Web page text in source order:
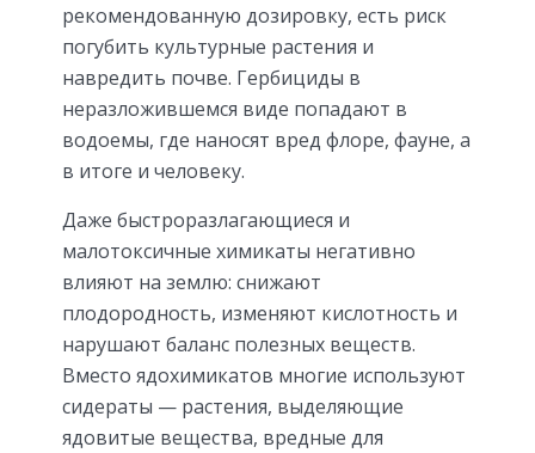
рекомендованную дозировку, есть риск
погубить культурные растения и
навредить почве. Гербициды в
неразложившемся виде попадают в
водоемы, где наносят вред флоре, фауне, а
в итоге и человеку.
Даже быстроразлагающиеся и
малотоксичные химикаты негативно
влияют на землю: снижают
плодородность, изменяют кислотность и
нарушают баланс полезных веществ.
Вместо ядохимикатов многие используют
сидераты — растения, выделяющие
ядовитые вещества, вредные для